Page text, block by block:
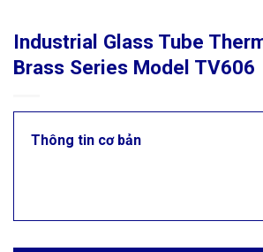
Industrial Glass Tube
Brass Series Model TV606
Thông tin cơ bản